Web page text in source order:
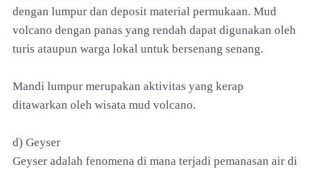
dengan lumpur dan deposit material permukaan. Mud
volcano dengan panas yang rendah dapat digunakan oleh
turis ataupun warga lokal untuk bersenang senang.
Mandi lumpur merupakan aktivitas yang kerap
ditawarkan oleh wisata mud volcano.
d) Geyser
Geyser adalah fenomena di mana terjadi pemanasan air di